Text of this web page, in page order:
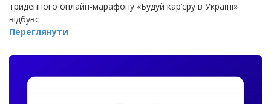
триденного онлайн-марафону «Будуй кар’єру в Україні»
відбувс
Переглянути